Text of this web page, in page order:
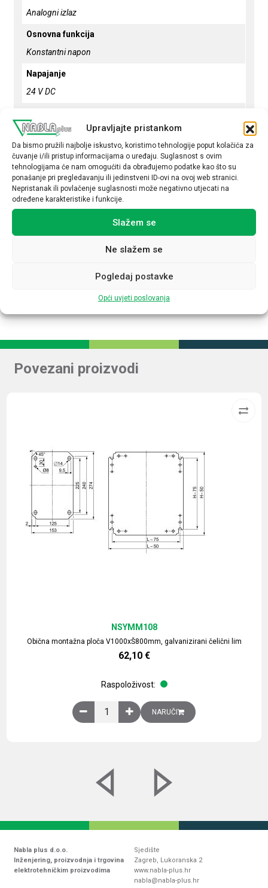
Upravljajte pristankom
Da bismo pružili najbolje iskustvo, koristimo tehnologije poput kolačića za
čuvanje i/ili pristup informacijama o uređaju. Suglasnost s ovim
tehnologijama će nam omogućiti da obrađujemo podatke kao što su
ponašanje pri pregledavanju ili jedinstveni ID-ovi na ovoj web stranici.
Nepristanak ili povlačenje suglasnosti može negativno utjecati na
određene karakteristike i funkcije.
Slažem se
Ne slažem se
Pogledaj postavke
Opći uvjeti poslovanja
Analogni izlaz
Osnovna funkcija
Konstantni napon
Napajanje
24 V DC
DIP switch
Način spajanja
Push in
Ulazni napon
9,6-30 V
Povezani proizvodi
Obična montažna ploča V1000xŠ800mm, galvanizirani čelični lim
NSYMM108
62,10 €
Raspoloživost:
Obična montažna ploča V1000xŠ800mm,
NARUČI
Nabla plus d.o.o.
Inženjering, proizvodnja i trgovina
elektrotehničkim proizvodima
Sjedište
Zagreb, Lukoranska 2
www.nabla-plus.hr
nabla@nabla-plus.hr